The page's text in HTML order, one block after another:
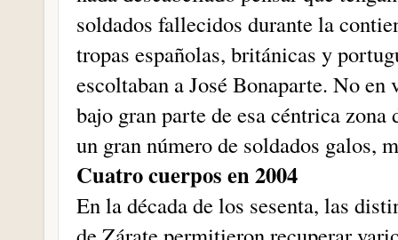
soldados fallecidos durante la
tropas españolas, británicas y
escoltaban a José Bonaparte. No
bajo gran parte de esa céntrica
un gran número de soldados galos,
Cuatro cuerpos en 2004
En la década de los sesenta, las